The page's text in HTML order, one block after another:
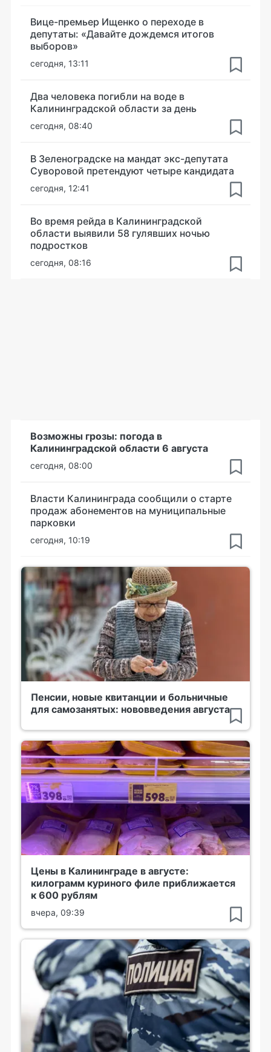
Вице-премьер Ищенко о переходе в
депутаты: «Давайте дождемся итогов
выборов»
сегодня, 13:11
Два человека погибли на воде в
Калининградской области за день
сегодня, 08:40
В Зеленоградске на мандат экс-депутата
Суворовой претендуют четыре кандидата
сегодня, 12:41
Во время рейда в Калининградской
области выявили 58 гулявших ночью
подростков
сегодня, 08:16
Возможны грозы: погода в
Калининградской области 6 августа
сегодня, 08:00
Власти Калининграда сообщили о старте
продаж абонементов на муниципальные
парковки
сегодня, 10:19
Пенсии, новые квитанции и больничные
для самозанятых: нововведения августа
Цены в Калининграде в августе:
килограмм куриного филе приближается
к 600 рублям
вчера, 09:39